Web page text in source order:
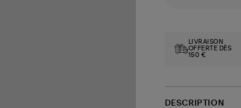
LIVRAISON
OFFERTE DÈS
150 €
DESCRIPTION